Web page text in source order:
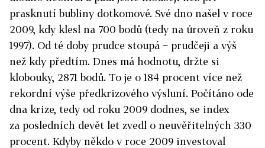
prasknutí bubliny dotkomové. Své dno našel v roce
2009, kdy klesl na 700 bodů (tedy na úroveň z roku
1997). Od té doby prudce stoupá − prudčeji a výš
než kdy předtím. Dnes má hodnotu, držte si
klobouky, 2871 bodů. To je o 184 procent více než
rekordní výše předkrizového výsluní. Počítáno ode
dna krize, tedy od roku 2009 dodnes, se index
za posledních devět let zvedl o neuvěřitelných 330
procent. Kdyby někdo v roce 2009 investoval